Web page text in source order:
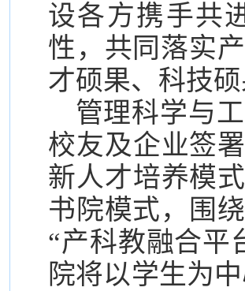
设各方携手共
性，共同落实
才硕果、科技
管理科学与
校友及企业签
新人才培养模
书院模式，围
“产科教融合平
院将以学生为